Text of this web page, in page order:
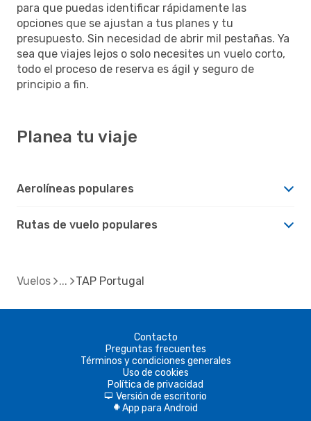
para que puedas identificar rápidamente las
opciones que se ajustan a tus planes y tu
presupuesto. Sin necesidad de abrir mil pestañas. Ya
sea que viajes lejos o solo necesites un vuelo corto,
todo el proceso de reserva es ágil y seguro de
principio a fin.
Planea tu viaje
Aerolíneas populares
Rutas de vuelo populares
Vuelos TAP Portugal
Contacto
Preguntas frecuentes
Términos y condiciones generales
Uso de cookies
Política de privacidad
d Versión de escritorio
A App para Android